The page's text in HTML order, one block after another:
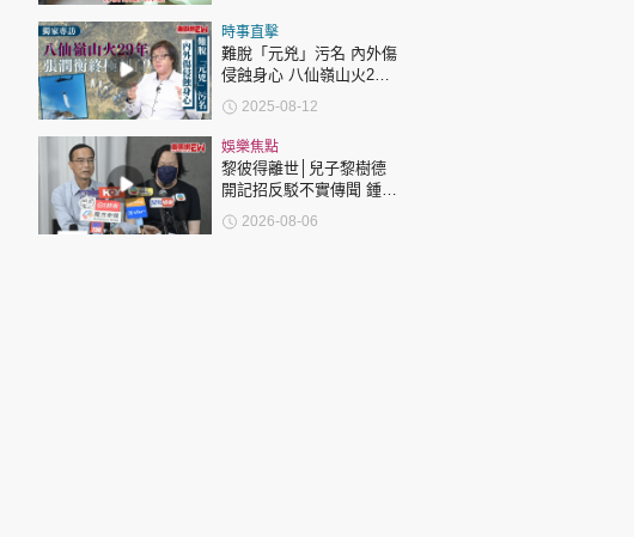
時事直擊
難脫「元兇」污名 內外傷
侵蝕身心 八仙嶺山火29
年 獨家專訪 張潤衡終極
剖白
2025-08-12
娛樂焦點
黎彼得離世│兒子黎樹德
開記招反駁不實傳聞 鍾志
光代好友澄清：冇經濟問
題
2026-08-06